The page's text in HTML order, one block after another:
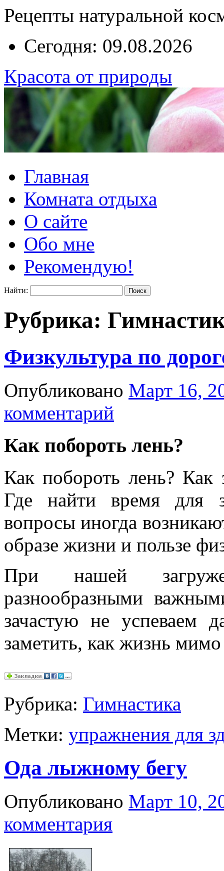
Рецепты натуральной
Сегодня: 09.08.2026
Красота от природы
Главная
Комната отдыха
О сайте
Обо мне
Рекомендую!
Найти:
Рубрика:
Физкультура по
Опубликовано Март 16,
комментарий
Как побороть лень?
Как побороть лень? Как
Где найти время для
вопросы иногда
образе жизни и пользе
При нашей
разнообразными
зачастую не успеваем
заметить, как жизнь
Рубрика: Гимнастика
Метки: упражнения для
Ода лыжному бегу
Опубликовано Март 10,
комментария